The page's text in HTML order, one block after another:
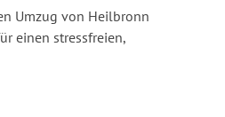
Umzug von Heilbronn
einen stressfreien,